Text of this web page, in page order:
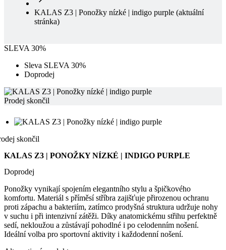
SLEVA 30%
Sleva SLEVA 30%
skončil
Doprodej
Ponožky vynikají spojením elegantního stylu a špičkového
komfortu. Materiál s příměsí stříbra zajišťuje přirozenou ochranu
v suchu i při intenzivní zátěži. Díky anatomickému střihu perfektně
Ideální volba pro sportovní aktivity i každodenní nošení.
Alternativní produkty
KALAS Z3 | Ponožky vysoké Verano | white